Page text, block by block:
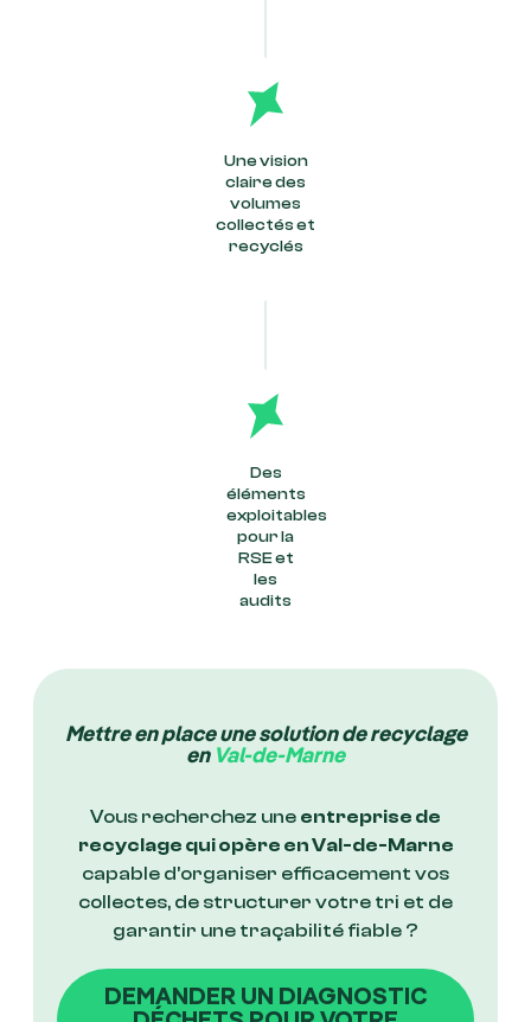
Une vision
claire des
volumes
collectés et
recyclés
Des
éléments
exploitables
pour la
RSE et
les
audits
Mettre en place une solution de recyclage
en Val-de-Marne
Vous recherchez une entreprise de
recyclage qui opère en Val-de-Marne
capable d’organiser efficacement vos
collectes, de structurer votre tri et de
garantir une traçabilité fiable ?
DEMANDER UN DIAGNOSTIC